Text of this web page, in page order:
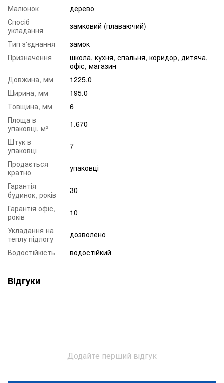
Малюнок
дерево
Спосіб
укладання
замковий (плаваючий)
Тип з'єднання
замок
Призначення
школа, кухня, спальня, коридор, дитяча,
офіс, магазин
Довжина, мм
1225.0
Ширина, мм
195.0
Товщина, мм
6
Площа в
упаковці, м²
1.670
Штук в
упаковці
7
Продається
кратно
упаковці
Гарантія
будинок, років
30
Гарантія офіс,
років
10
Укладання на
теплу підлогу
дозволено
Водостійкість
водостійкий
Відгуки
Додайте перший відгук